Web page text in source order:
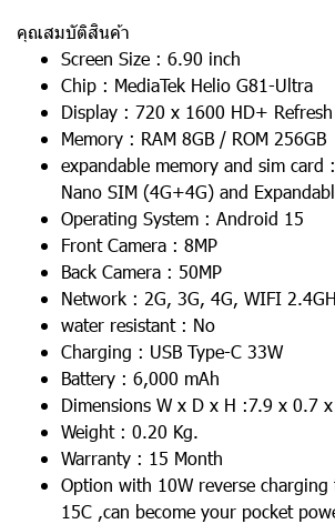
คุณสมบัติสินค้า
Screen Size : 6.90 inch
Chip : MediaTek Helio G81-Ultra
Display : 720 x 1600 HD+
Memory : RAM 8GB / ROM 256GB
expandable memory and sim card
Nano SIM (4G+4G) and
Operating System : Android 15
Front Camera : 8MP
Back Camera : 50MP
Network : 2G, 3G, 4G, WIFI
water resistant : No
Charging : USB Type-C 33W
Battery : 6,000 mAh
Dimensions W x D x H :7.9 x 0.7
Weight : 0.20 Kg.
Warranty : 15 Month
Option with 10W reverse charging
15C ,can become your pocket